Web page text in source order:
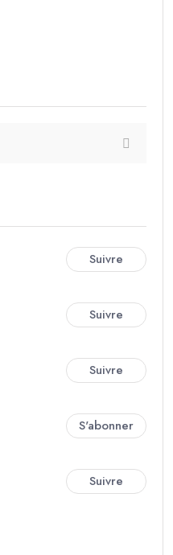
Suivre
Suivre
Suivre
S'abonner
Suivre